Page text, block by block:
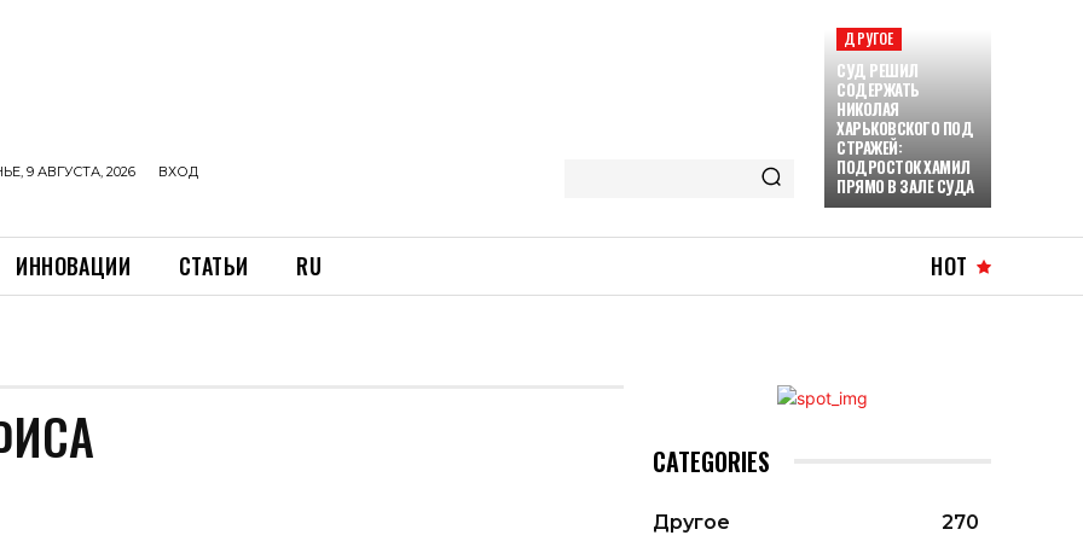
9 АВГУСТА, 2026 ВХОД
ДРУГОЕ
СУД РЕШИЛ
СОДЕРЖАТЬ
НИКОЛАЯ
ХАРЬКОВСКОГО ПОД
СТРАЖЕЙ:
ПОДРОСТОК ХАМИЛ
ПРЯМО В ЗАЛЕ СУДА
ИННОВАЦИИ СТАТЬИ RU HOT
CATEGORIES
Другое 270